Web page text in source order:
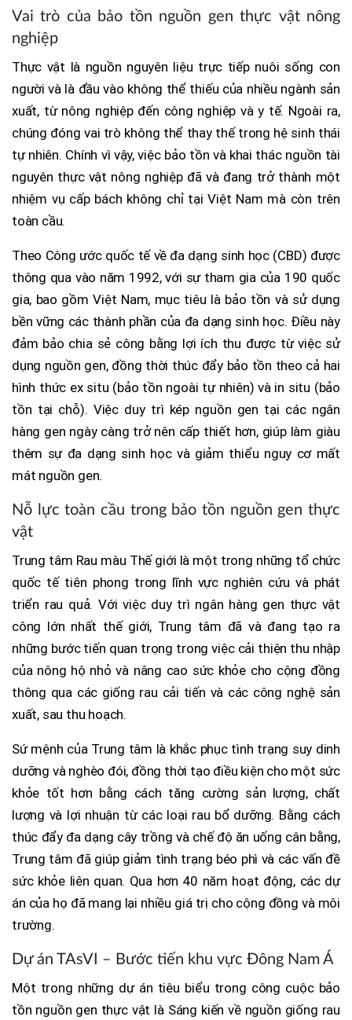
Vai trò của bảo tồn nguồn gen thực vật nông
nghiệp
Thực vật là nguồn nguyên liệu trực tiếp nuôi sống con
người và là đầu vào không thể thiếu của nhiều ngành sản
xuất, từ nông nghiệp đến công nghiệp và y tế. Ngoài ra,
chúng đóng vai trò không thể thay thế trong hệ sinh thái
tự nhiên. Chính vì vậy, việc bảo tồn và khai thác nguồn tài
nguyên thực vật nông nghiệp đã và đang trở thành một
nhiệm vụ cấp bách không chỉ tại Việt Nam mà còn trên
toàn cầu.
Theo Công ước quốc tế về đa dạng sinh học (CBD) được
thông qua vào năm 1992, với sự tham gia của 190 quốc
gia, bao gồm Việt Nam, mục tiêu là bảo tồn và sử dụng
bền vững các thành phần của đa dạng sinh học. Điều này
đảm bảo chia sẻ công bằng lợi ích thu được từ việc sử
dụng nguồn gen, đồng thời thúc đẩy bảo tồn theo cả hai
hình thức ex situ (bảo tồn ngoài tự nhiên) và in situ (bảo
tồn tại chỗ). Việc duy trì kép nguồn gen tại các ngân
hàng gen ngày càng trở nên cấp thiết hơn, giúp làm giàu
thêm sự đa dạng sinh học và giảm thiểu nguy cơ mất
mát nguồn gen.
Nỗ lực toàn cầu trong bảo tồn nguồn gen thực
vật
Trung tâm Rau màu Thế giới là một trong những tổ chức
quốc tế tiên phong trong lĩnh vực nghiên cứu và phát
triển rau quả. Với việc duy trì ngân hàng gen thực vật
công lớn nhất thế giới, Trung tâm đã và đang tạo ra
những bước tiến quan trọng trong việc cải thiện thu nhập
của nông hộ nhỏ và nâng cao sức khỏe cho cộng đồng
thông qua các giống rau cải tiến và các công nghệ sản
xuất, sau thu hoạch.
Sứ mệnh của Trung tâm là khắc phục tình trạng suy dinh
dưỡng và nghèo đói, đồng thời tạo điều kiện cho một sức
khỏe tốt hơn bằng cách tăng cường sản lượng, chất
lượng và lợi nhuận từ các loại rau bổ dưỡng. Bằng cách
thúc đẩy đa dạng cây trồng và chế độ ăn uống cân bằng,
Trung tâm đã giúp giảm tình trạng béo phì và các vấn đề
sức khỏe liên quan. Qua hơn 40 năm hoạt động, các dự
án của họ đã mang lại nhiều giá trị cho cộng đồng và môi
trường.
Dự án TAsVI – Bước tiến khu vực Đông Nam Á
Một trong những dự án tiêu biểu trong công cuộc bảo
tồn nguồn gen thực vật là Sáng kiến về nguồn giống rau